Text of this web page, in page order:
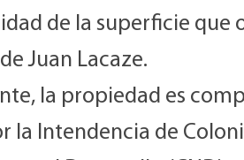
de la superficie que
Juan Lacaze.
la propiedad es
la Intendencia de